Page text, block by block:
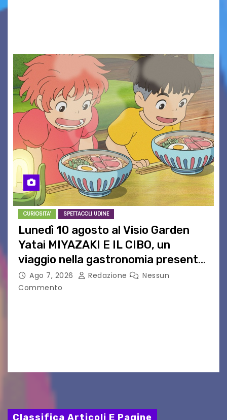
CURIOSITA' SPETTACOLI UDINE
Lunedì 10 agosto al Visio Garden
Yatai MIYAZAKI E IL CIBO, un
viaggio nella gastronomia presente
nei film di Hayao Miyazaki!
Ago 7, 2026 Redazione
Nessun
Commento
Classifica Articoli E Pagine